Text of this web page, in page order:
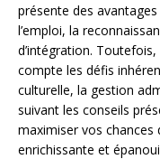
présente des
l’emploi, la
d’intégration.
compte les défis
culturelle, la gestion
suivant les conseils
maximiser vos chances
enrichissante et